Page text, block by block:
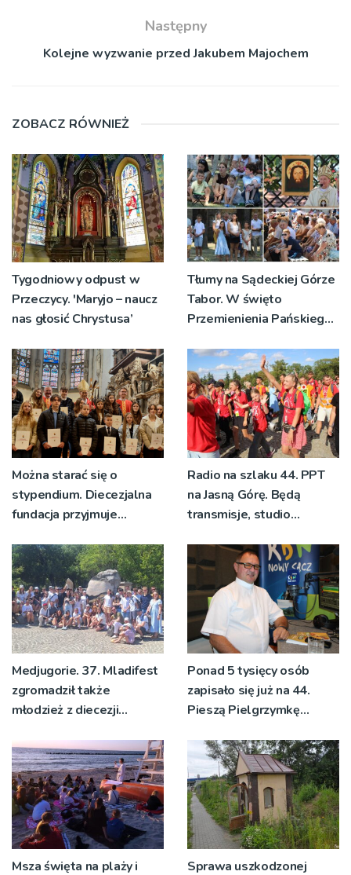
Następny
Kolejne wyzwanie przed Jakubem Majochem
ZOBACZ RÓWNIEŻ
Tygodniowy odpust w
Przeczycy. 'Maryjo – naucz
nas głosić Chrystusa’
Tłumy na Sądeckiej Górze
Tabor. W święto
Przemienienia Pańskiego
znaczeniu Sakramentów
[ZDJĘCIA]
Można starać się o
stypendium. Diecezjalna
fundacja przyjmuje
Radio na szlaku 44. PPT
na Jasną Górę. Będą
transmisje, studio
pozdrowienia
Medjugorie. 37. Mladifest
zgromadził także
młodzież z diecezji
Ponad 5 tysięcy osób
zapisało się już na 44.
Pieszą Pielgrzymkę
Msza święta na plaży i Sprawa uszkodzonej